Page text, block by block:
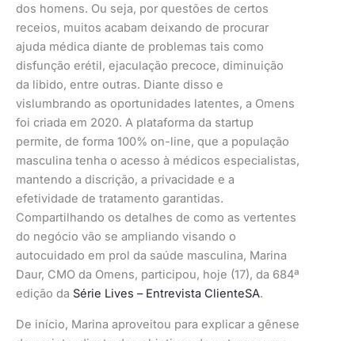
dos homens. Ou seja, por questões de certos
receios, muitos acabam deixando de procurar
ajuda médica diante de problemas tais como
disfunção erétil, ejaculação precoce, diminuição
da libido, entre outras. Diante disso e
vislumbrando as oportunidades latentes, a Omens
foi criada em 2020. A plataforma da startup
permite, de forma 100% on-line, que a população
masculina tenha o acesso à médicos especialistas,
mantendo a discrição, a privacidade e a
efetividade de tratamento garantidas.
Compartilhando os detalhes de como as vertentes
do negócio vão se ampliando visando o
autocuidado em prol da saúde masculina, Marina
Daur, CMO da Omens, participou, hoje (17), da 684ª
edição da Série Lives – Entrevista ClienteSA.
De início, Marina aproveitou para explicar a gênese